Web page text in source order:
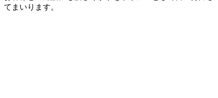
てまいります。